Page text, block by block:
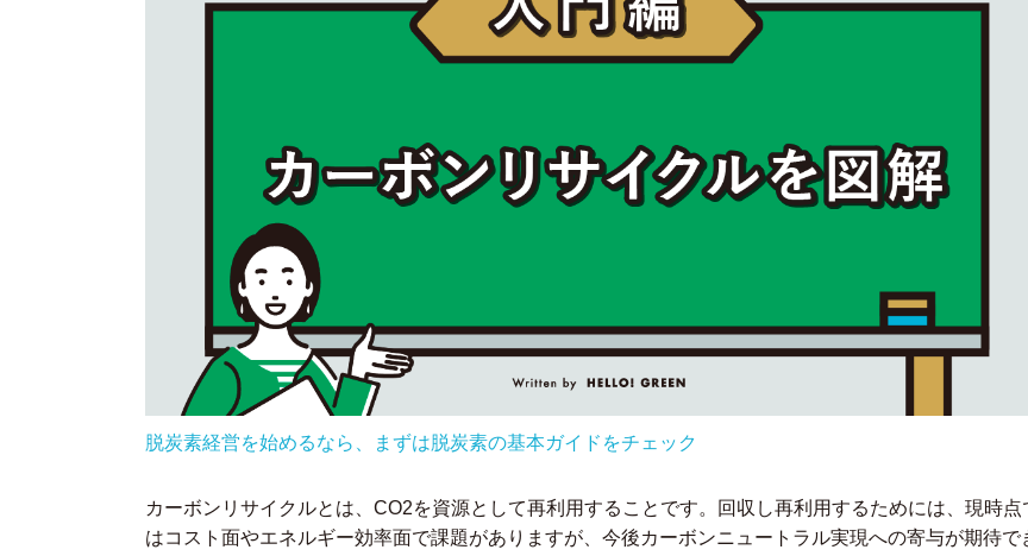
脱炭素経営を始めるなら、まずは脱炭素の基本ガイドをチェック
カーボンリサイクルとは、CO2を資源として再利用することです。回収し再利用するためには、現時点
はコスト面やエネルギー効率面で課題がありますが、今後カーボンニュートラル実現への寄与が期待で